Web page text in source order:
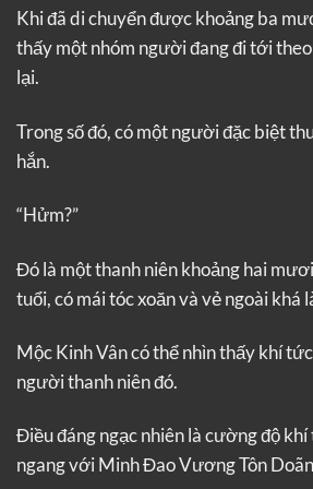
Khi đã di chuyển được khoảng ba
thấy một nhóm người đang đi tới
lại.
Trong số đó, có một người đặc biệt
hắn.
“Hửm?”
Đó là một thanh niên khoảng hai
tuổi, có mái tóc xoăn và vẻ ngoài khá
Mộc Kinh Vân có thể nhìn thấy khí
người thanh niên đó.
Điều đáng ngạc nhiên là cường độ khí
ngang với Minh Đao Vương Tôn